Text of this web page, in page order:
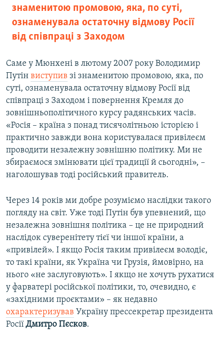
знаменитою промовою, яка, по суті,
ознаменувала остаточну відмову Росії
від співпраці з Заходом
Саме у Мюнхені в лютому 2007 року Володимир
Путін виступив зі знаменитою промовою, яка, по
суті, ознаменувала остаточну відмову Росії від
співпраці з Заходом і повернення Кремля до
зовнішньополітичного курсу радянських часів.
«Росія – країна з понад тисячолітньою історією і
практично завжди вона користувалася привілеєм
проводити незалежну зовнішню політику. Ми не
збираємося змінювати цієї традиції й сьогодні», –
наголошував тоді російський правитель.
Через 14 років ми добре розуміємо наслідки такого
погляду на світ. Уже тоді Путін був упевнений, що
незалежна зовнішня політика – це не природний
наслідок суверенітету тієї чи іншої країни, а
«привілей». І якщо Росія таким привілеєм володіє,
то такі країни, як Україна чи Грузія, ймовірно, на
нього «не заслуговують». І якщо не хочуть рухатися
у фарватері російської політики, то, очевидно, є
«західними проєктами» – як недавно
охарактеризував Україну прессекретар президента
Росії Дмитро Пєсков.